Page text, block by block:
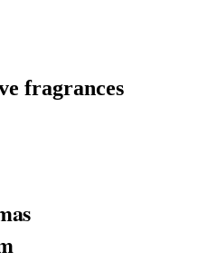
fragrances